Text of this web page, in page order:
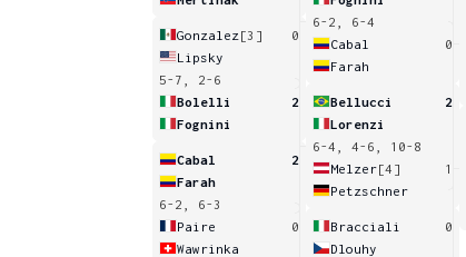
Gonzalez [3]
0
Lipsky
5-7, 2-6
Bolelli
2
Fognini
Cabal
2
Farah
6-2, 6-3
Paire
0
Wawrinka
6-2, 6-4
Cabal
0
Farah
Bellucci
2
Lorenzi
6-4, 4-6, 10-8
Melzer[4]
1
Petzschner
Bracciali
0
Dlouhy